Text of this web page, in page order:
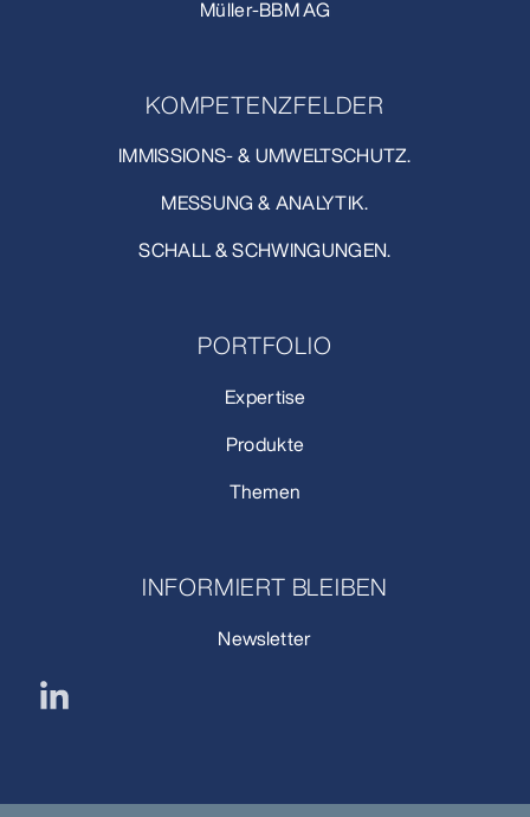
Müller-BBM AG
KOMPETENZFELDER
IMMISSIONS- & UMWELTSCHUTZ.
MESSUNG & ANALYTIK.
SCHALL & SCHWINGUNGEN.
PORTFOLIO
Expertise
Produkte
Themen
INFORMIERT BLEIBEN
Newsletter